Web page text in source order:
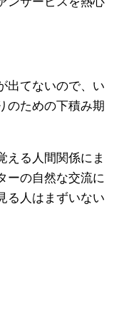
出てないので、い
のための下積み期
える人間関係にま
ーの自然な交流に
る人はまずいない